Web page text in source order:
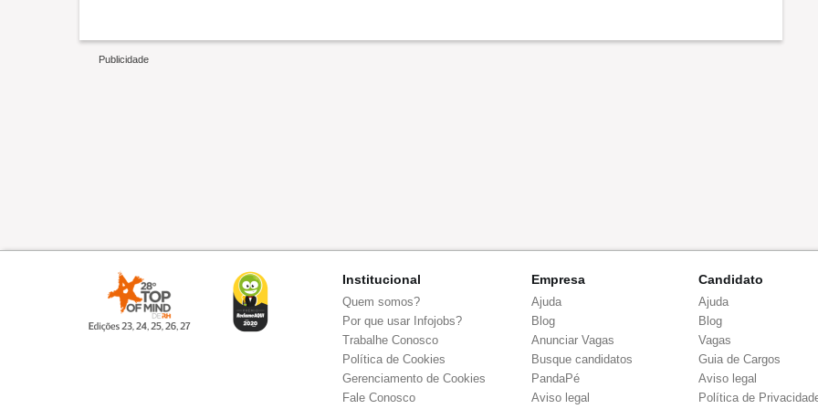
Institucional
Quem somos?
Por que usar Infojobs?
Trabalhe Conosco
Política de Cookies
Gerenciamento de Cookies
Fale Conosco
Empresa
Ajuda
Blog
Anunciar Vagas
Busque candidatos
PandaPé
Aviso legal
Candidato
Ajuda
Blog
Vagas
Guia de Cargos
Aviso legal
Política de